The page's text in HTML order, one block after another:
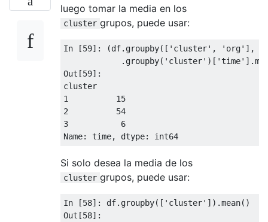
luego tomar la media en los
cluster grupos, puede usar:
In [59]: (df.groupby([ 'cluster' , 'org' ],
            .groupby(
'cluster' )[ 'time'
Out[59]:
1
15
2
54
3
6
Si solo desea la media de los
cluster grupos, puede usar:
In [58]: df.groupby([ 'cluster' ]).mean()
Out[58]: